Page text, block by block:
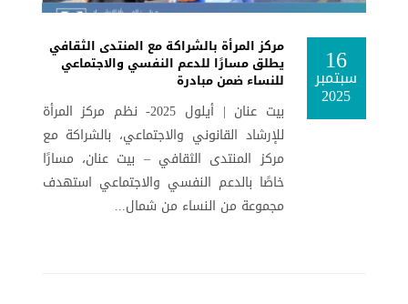
16
سبتمبر
2025
مركز المرأة بالشراكة مع المنتدى الثقافي
يطلق مسارًا للدعم النفسي والاجتماعي
للنساء ضمن مبادرة
بيت عنان | أيلول 2025- نظم مركز المرأة
للإرشاد القانوني والاجتماعي، بالشراكة مع
مركز المنتدى الثقافي – بيت عنان، مسارًا
خاصًا بالدعم النفسي والاجتماعي استهدف
مجموعة من النساء من شمال...